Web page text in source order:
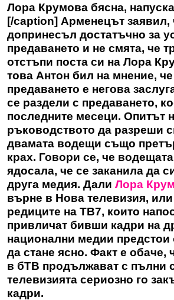
Лора Крумова бясна,
[/caption] Арменецът заявил,
допринесъл достатъчно за
предаването и не смята, че
отстъпи поста си на Лора
това Антон бил на мнение,
предаването е негова
се раздели с предаването,
последните месеци. Опитът
ръководството да разреши
двамата водещи също
крах. Говори се, че
ядосала, че се заканила да
друга медия. Дали Лора
върне в Нова телевизия,
редиците на ТВ7, които
привличат бивши кадри на
национални медии
да стане ясно. Факт е обаче,
в бТВ продължават с пълни
телевизията сериозно го
кадри.